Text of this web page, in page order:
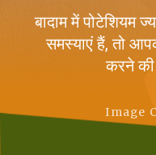
बादाम में पोटेशियम
समस्याएं हैं, तो
करने की
Image